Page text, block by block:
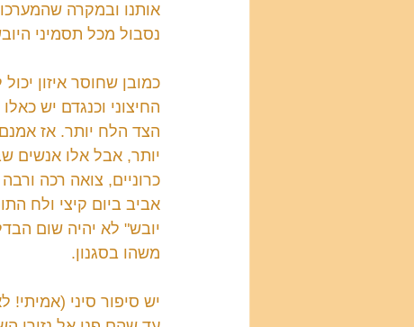
אותנו ובמקרה
נסבול מכל תסמיני
כמובן שחוסר איזון
החיצוני וכנגדם יש
הצד הלח יותר. אז
יותר, אבל אלו אנשים
כרוניים, צואה רכה
אביב ביום קיצי ולח
יובש" לא יהיה שום
משהו בסגנון.
יש סיפור סיני (אמיתי!